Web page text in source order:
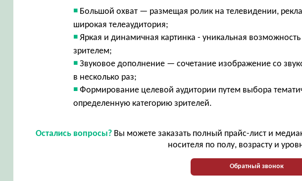
Большой охват — размещая ролик на телевидении,
широкая телеаудитория;
Яркая и динамичная картинка - уникальная
зрителем;
Звуковое дополнение — сочетание изображение со
в несколько раз;
Формирование целевой аудитории путем выбора
определенную категорию зрителей.
Остались вопросы? Вы можете заказать полный прайс-лист и
носителя по полу, возрасту и
Обратный звонок